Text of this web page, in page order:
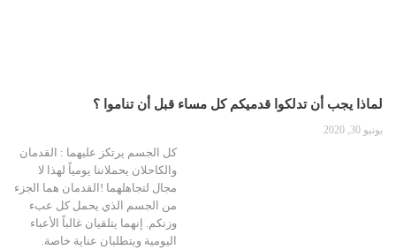
لماذا يجب أن تدلكوا قدميكم كل مساء قبل أن تناموا ؟
يونيو 30, 2020
كل الجسم يرتكز عليهما : القدمان
والكاحلان يحملاننا يومياً لهذا لا
مجال لتجاهلهما !القدمان هما الجزء
من الجسم الذي يحمل كل عبء
وزنكم. إنهما يتلقيان غالباً الأعباء
اليومية ويتطلبان عناية خاصة.